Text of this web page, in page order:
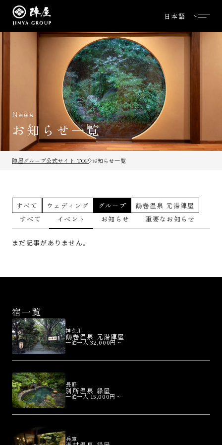
News
お知らせ一覧
陣屋グループ公式サイト TOP お知らせ一覧
すべて ウェディング グループ
鶴巻温泉 元湯陣屋
すべて
イベント お知らせ 重要なお知らせ
まだ記事がありません。
宿一覧
神奈川
鶴巻温泉 元湯陣屋
一泊一人 32,000円 ~
長野
別所温泉 緑屋
一泊一人 15,000円 ~
兵庫